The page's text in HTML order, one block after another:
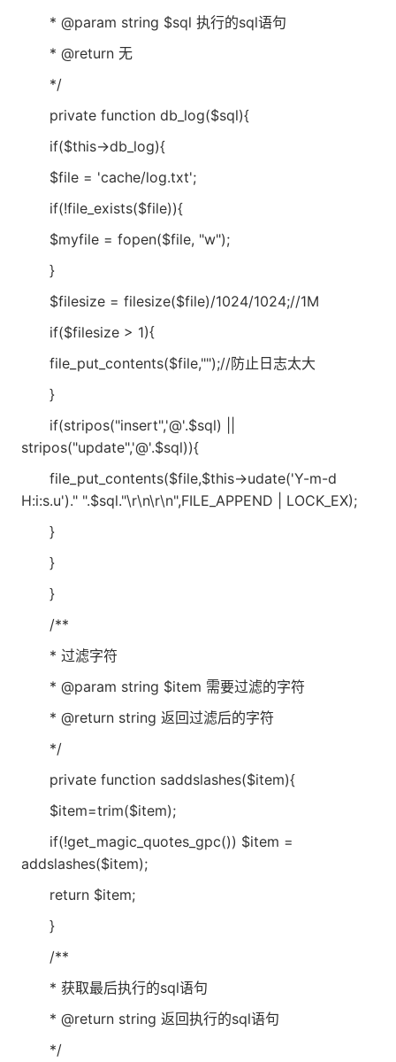
* @param string $sql 执行的sql语句
* @return 无
*/
private function db_log($sql){
if($this->db_log){
$file = 'cache/log.txt';
if(!file_exists($file)){
$myfile = fopen($file, "w");
}
$filesize = filesize($file)/1024/1024;//1M
if($filesize > 1){
file_put_contents($file,"");//防止日志太大
}
if(stripos("insert",'@'.$sql) ||
stripos("update",'@'.$sql)){
file_put_contents($file,$this->udate('Y-m-d
H:i:s.u')." ".$sql."\r\n\r\n",FILE_APPEND | LOCK_EX);
}
}
}
/**
* 过滤字符
* @param string $item 需要过滤的字符
* @return string 返回过滤后的字符
*/
private function saddslashes($item){
$item=trim($item);
if(!get_magic_quotes_gpc()) $item =
addslashes($item);
return $item;
}
/**
* 获取最后执行的sql语句
* @return string 返回执行的sql语句
*/